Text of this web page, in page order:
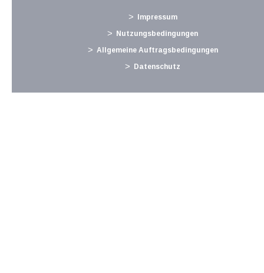
Benutzername im Rahmen der Anmeldung gefordert, nicht
empfehlen drucken
Impressum
Nutzungsbedingungen
Allgemeine Auftragsbedingungen
Datenschutz